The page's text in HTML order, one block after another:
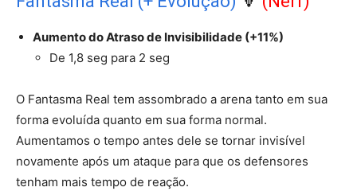
Aumento do Atraso de Invisibilidade (+11%)
De 1,8 seg para 2 seg
O Fantasma Real tem assombrado a arena tanto em sua
forma evoluída quanto em sua forma normal.
Aumentamos o tempo antes dele se tornar invisível
novamente após um ataque para que os defensores
tenham mais tempo de reação.